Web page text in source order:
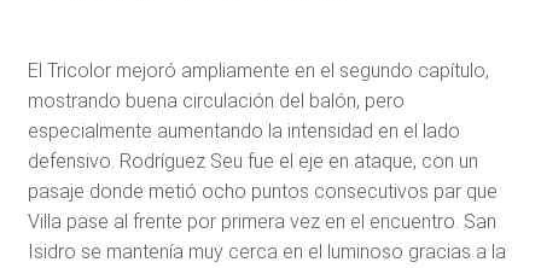
El Tricolor mejoró ampliamente en el segundo capítulo,
mostrando buena circulación del balón, pero
especialmente aumentando la intensidad en el lado
defensivo. Rodríguez Seu fue el eje en ataque, con un
pasaje donde metió ocho puntos consecutivos par que
Villa pase al frente por primera vez en el encuentro. San
Isidro se mantenía muy cerca en el luminoso gracias a la